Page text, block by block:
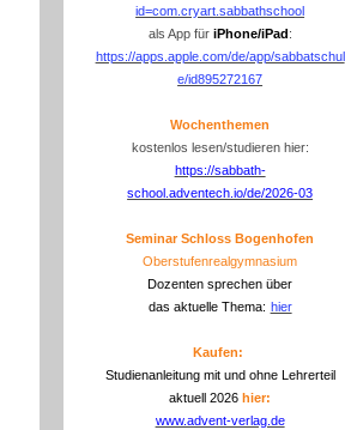
id=com.cryart.sabbathschool
als App für iPhone/iPad :
https://apps.apple.com/de/app/sabbatschul
e/id895272167
Wochenthemen
kostenlos lesen/studieren hier:
https://sabbath-
school.adventech.io/de/2026-03
Seminar Schloss Bogenhofen
Oberstufenrealgymnasium
Dozenten sprechen über
das aktuelle Thema: hier
Kaufen:
Studienanleitung mit und ohne Lehrerteil
aktuell 2026 hier:
www.advent-verlag.de